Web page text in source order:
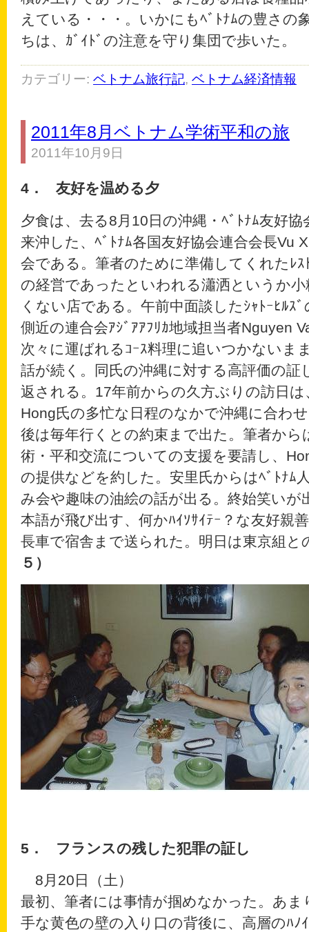
えている・・・。いかにもﾍﾞﾄﾅﾑの豊さの
ちは、ｶﾞｲﾄﾞの注意を守り集団で歩いた。
カテゴリー: ベトナム旅行記, ベトナム経済情報
2011年8月ベトナム学術平和の旅
2011年10月9日
4． 友好を温める夕
夕食は、去る8月10日の沖縄・ﾍﾞﾄﾅﾑ友好
来沖した、ﾍﾞﾄﾅﾑ各国友好協会連合会長Vu
会である。筆者のために準備してくれたﾚｽ
の経営であったといわれる瀟洒というか
くない店である。午前中面談したｼｬﾄｰﾋﾙｽ
側近の連合会ｱｼﾞｱｱﾌﾘｶ地域担当者Nguyen
次々に運ばれるｺｰｽ料理に追いつかないま
話が続く。同氏の沖縄に対する高評価の証
返される。17年前からの久方ぶりの訪日
Hong氏の多忙な日程のなかで沖縄に合わ
後は毎年行くとの約束まで出た。筆者から
術・平和交流についての支援を要請し、
の提供などを約した。安里氏からはﾍﾞﾄﾅﾑ
み会や趣味の油絵の話が出る。終始笑いが
本語が飛び出す、何かﾊｲｿｻｲﾃｰ？な友好親
長車で宿舎まで送られた。明日は東京組と
５）
5． フランスの残した犯罪の証し
8月20日（土）
最初、筆者には事情が掴めなかった。あ
手な黄色の壁の入り口の背後に、高層のﾊﾉ